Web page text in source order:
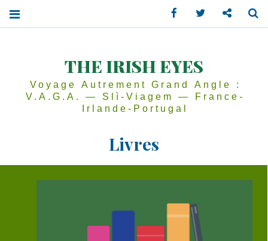
THE IRISH EYES
Voyage Autrement Grand Angle :
V.A.G.A. — Slì-Viagem — France-
Irlande-Portugal
Livres
Facebook Twitter